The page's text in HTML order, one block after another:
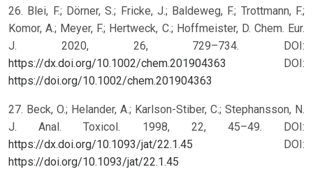
26. Blei, F.; Dörner, S.; Fricke, J.; Baldeweg, F.; Trottmann, F.;
Komor, A.; Meyer, F.; Hertweck, C.; Hoffmeister, D. Chem. Eur.
J. 2020, 26, 729–734. DOI:
https://dx.doi.org/10.1002/chem.201904363
DOI:
https://doi.org/10.1002/chem.201904363
27. Beck, O.; Helander, A.; Karlson-Stiber, C.; Stephansson, N.
J. Anal. Toxicol. 1998, 22, 45–49. DOI:
https://dx.doi.org/10.1093/jat/22.1.45
DOI:
https://doi.org/10.1093/jat/22.1.45